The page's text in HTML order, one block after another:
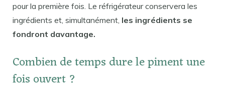
pour la première fois. Le réfrigérateur conservera les
ingrédients et, simultanément, les ingrédients se
fondront davantage.
Combien de temps dure le piment une
fois ouvert ?